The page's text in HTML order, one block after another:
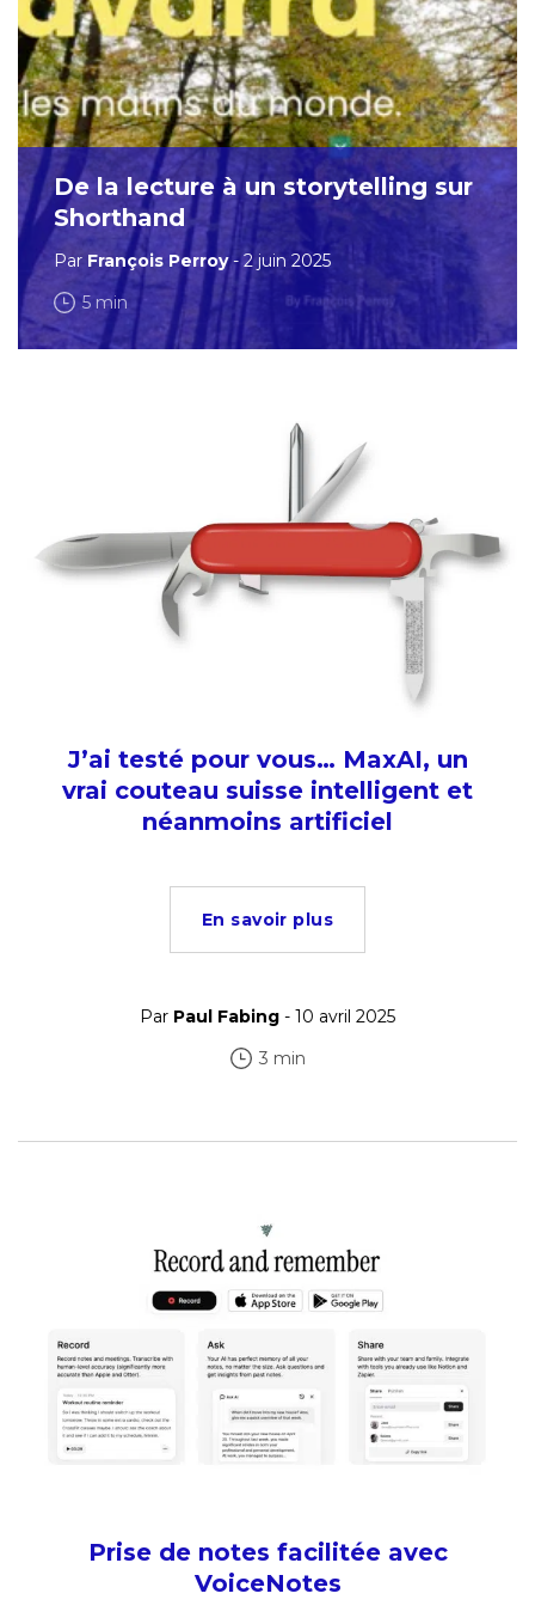
De la lecture à un storytelling sur
Shorthand
Par François Perroy- 2 juin 2025
5 min
J’ai testé pour vous… MaxAI, un
vrai couteau suisse intelligent et
néanmoins artificiel
En savoir plus
Par Paul Fabing - 10 avril 2025
3 min
Prise de notes facilitée avec
VoiceNotes